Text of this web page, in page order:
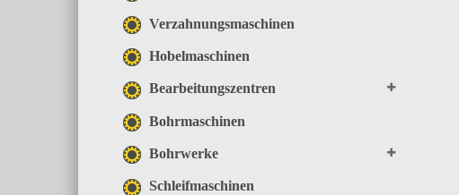
Verzahnungsmaschinen
Hobelmaschinen
Bearbeitungszentren
Bohrmaschinen
Bohrwerke
Schleifmaschinen